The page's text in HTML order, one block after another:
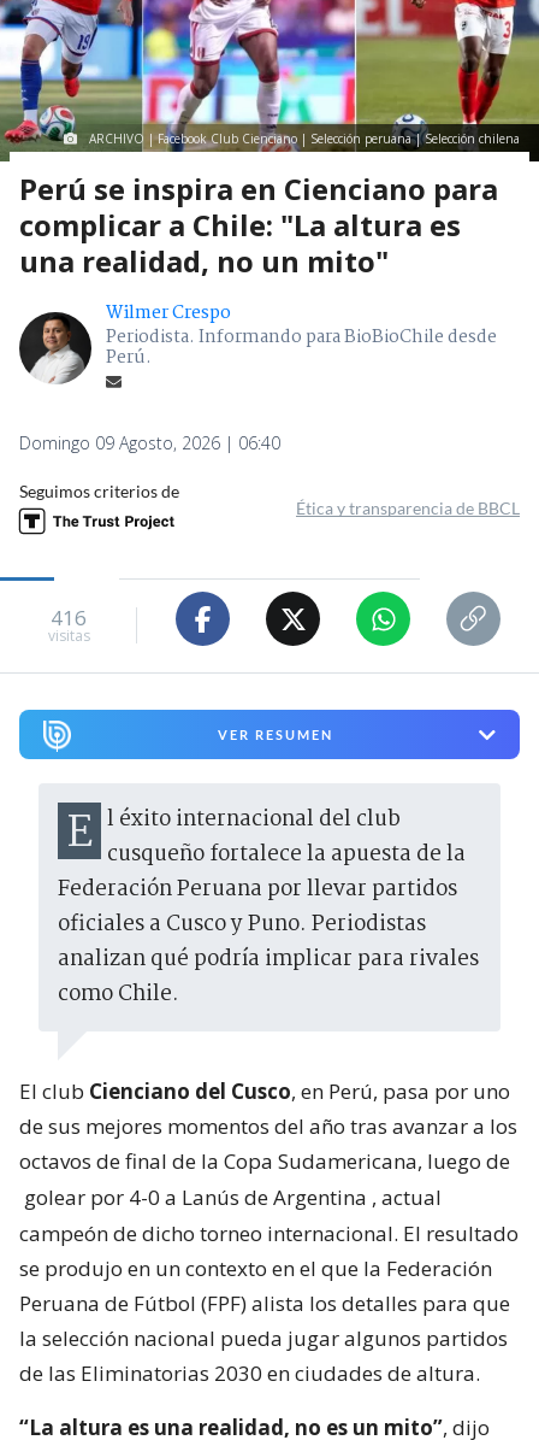
ARCHIVO | Facebook Club Cienciano | Selección peruana | Selección chilena
Perú se inspira en Cienciano para
complicar a Chile: "La altura es
una realidad, no un mito"
Wilmer Crespo
Periodista. Informando para BioBioChile desde
Perú.
Domingo 09 Agosto, 2026 | 06:40
Seguimos criterios de
Ética y transparencia de BBCL
416
visitas
VER RESUMEN
El éxito internacional del club cusqueño fortalece la apuesta de la
Federación Peruana por llevar partidos
oficiales a Cusco y Puno. Periodistas
analizan qué podría implicar para rivales
como Chile.
El club Cienciano del Cusco, en Perú, pasa por uno
de sus mejores momentos del año tras avanzar a los
octavos de final de la Copa Sudamericana, luego de
golear por 4-0 a Lanús de Argentina , actual
campeón de dicho torneo internacional. El resultado
se produjo en un contexto en el que la Federación
Peruana de Fútbol (FPF) alista los detalles para que
la selección nacional pueda jugar algunos partidos
de las Eliminatorias 2030 en ciudades de altura.
“La altura es una realidad, no es un mito”, dijo